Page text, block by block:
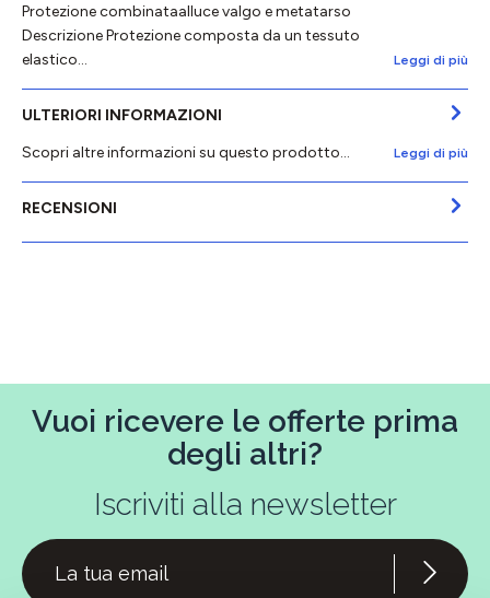
Protezione combinataalluce valgo e metatarso
Descrizione Protezione composta da un tessuto
elastico…
Leggi di più
ULTERIORI INFORMAZIONI
Scopri altre informazioni su questo prodotto...
Leggi di più
RECENSIONI
Vuoi ricevere le offerte prima
degli altri?
Iscriviti alla newsletter